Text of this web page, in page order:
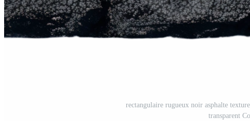
rectangulaire rugueux noir asphalte
transparent